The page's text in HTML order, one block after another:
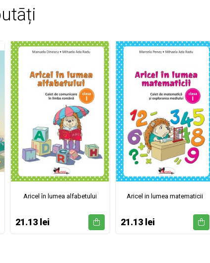
Aricel în lumea alfabetului
21.13 lei
Aricel in lumea matematicii
21.13 lei